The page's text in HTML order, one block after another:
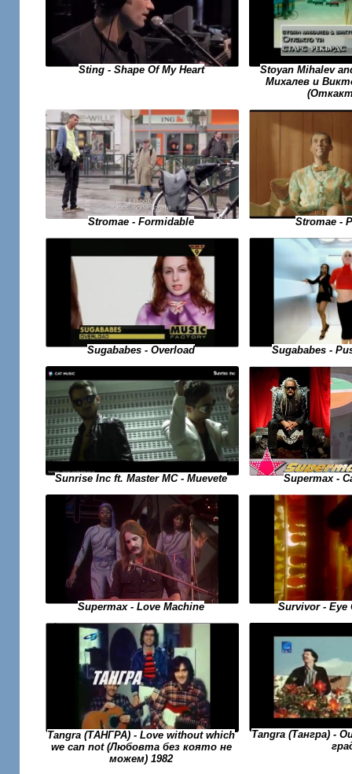
Sting - Shape Of My Heart
Stoyan Mihalev
Михалев и
Stromae - Formidable Stromae -
Sugababes - Overload Sugababes -
Sunrise Inc ft. Master MC - Muevete Supermax -
Supermax - Love Machine Survivor - Eye
Tangra (ТАНГРА) - Love without which
we can not (Любовта без която не
можем) 1982
Tangra (Тангра) -